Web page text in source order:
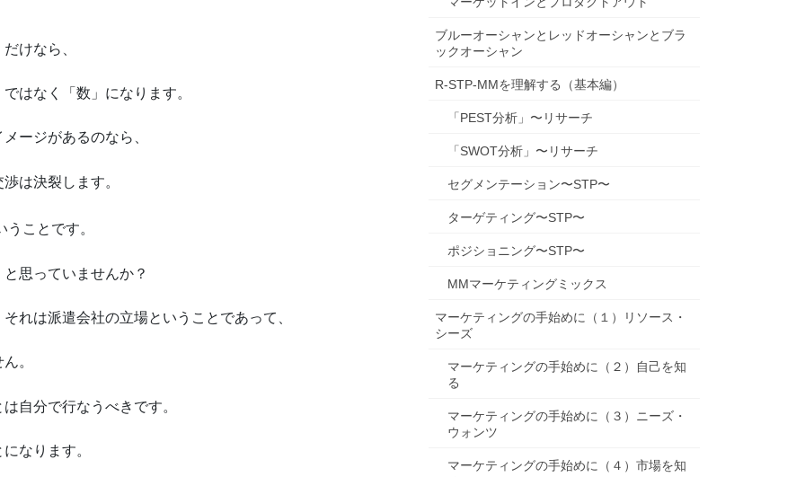
けなら、
はなく「数」になります。
ージがあるのなら、
は決裂します。
うことです。
思っていませんか？
れは派遣会社の立場ということであって、
。
自分で行なうべきです。
なります。
ブルーオーシャンとレッドオーシャンとブラ
ックオーシャン
R-STP-MMを理解する（基本編）
「PEST分析」〜リサーチ
「SWOT分析」〜リサーチ
セグメンテーション〜STP〜
ターゲティング〜STP〜
ポジショニング〜STP〜
MMマーケティングミックス
マーケティングの手始めに（１）リソース・
シーズ
マーケティングの手始めに（２）自己を知
る
マーケティングの手始めに（３）ニーズ・
ウォンツ
マーケティングの手始めに（４）市場を知